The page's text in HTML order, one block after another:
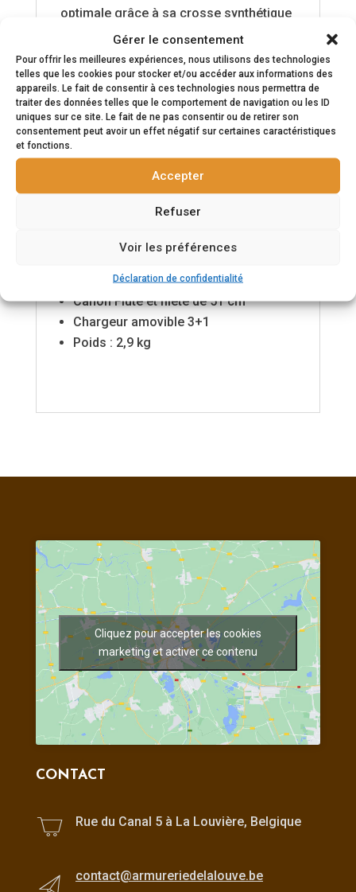
Gérer le consentement
Pour offrir les meilleures expériences, nous utilisons des technologies
telles que les cookies pour stocker et/ou accéder aux informations des
appareils. Le fait de consentir à ces technologies nous permettra de
traiter des données telles que le comportement de navigation ou les ID
uniques sur ce site. Le fait de ne pas consentir ou de retirer son
consentement peut avoir un effet négatif sur certaines caractéristiques
et fonctions.
Accepter
Refuser
Voir les préférences
Déclaration de confidentialité
optimale grâce à sa crosse synthétique
et un canon flottant pour des tirs d’une
précision redoutable. Sa légèreté en fait
l’alliée idéale pour les longues journées
de chasse. Prête à affronter toutes les
conditions, la Tikka T3x Lite est votre
partenaire de confiance pour des tirs
toujours parfaits. Allégez votre
équipement, pas votre précision.
Calibre 30-06 SPRG ( beaucoup
d‘autres calibres disponibles sur
Filetage M14X1
Canon Fluté et fileté de 51 cm
Chargeur amovible 3+1
Poids : 2,9 kg
Cliquez pour accepter les cookies
marketing et activer ce contenu
CONTACT
Rue du Canal 5 à La Louvière, Belgique
contact@armureriedelalouve.be